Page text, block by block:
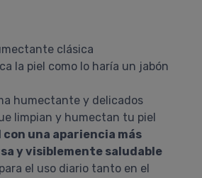
clásica
la piel como lo haría un jabón
humectante y delicados
limpian y humectan tu piel
con una apariencia más
y visiblemente saludable
el uso diario tanto en el